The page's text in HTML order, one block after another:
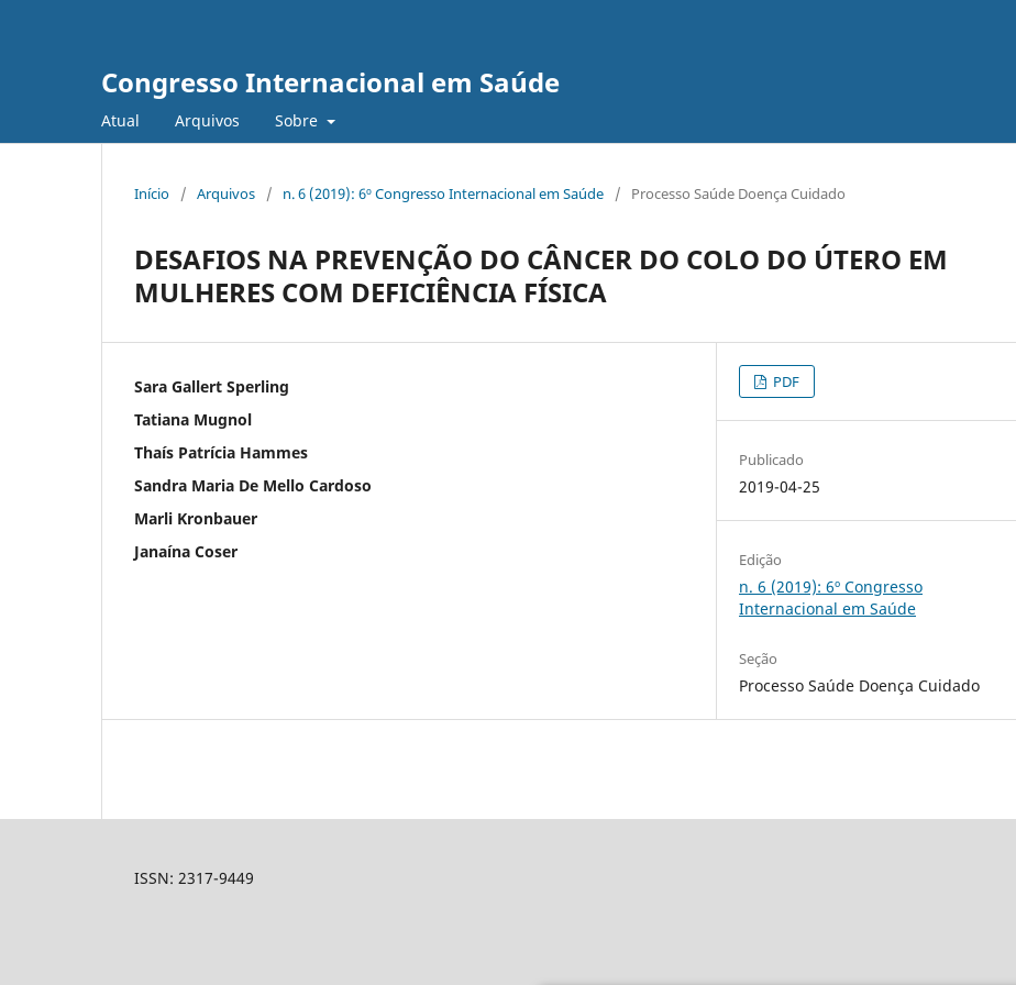
Congresso Internacional em Saúde
Atual Arquivos Sobre
Início / Arquivos / n. 6 (2019): 6º Congresso Internacional em Saúde / Processo Saúde Doença Cuidado
DESAFIOS NA PREVENÇÃO DO CÂNCER DO COLO DO ÚTERO EM
MULHERES COM DEFICIÊNCIA FÍSICA
Sara Gallert Sperling
Tatiana Mugnol
Thaís Patrícia Hammes
Sandra Maria De Mello Cardoso
Marli Kronbauer
Janaína Coser
PDF
Publicado
2019-04-25
Edição
n. 6 (2019): 6º Congresso
Internacional em Saúde
Seção
Processo Saúde Doença Cuidado
ISSN: 2317-9449